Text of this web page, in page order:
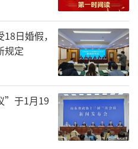
设，树立行业新风。
文学艺术界联合会将
家协会工作，携手推
展，为珠海文化强市
设贡献力量。
日婚假，
规定
”于1月19